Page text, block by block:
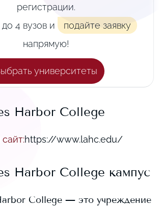
регистрации.
4 вузов и
подайте заявку
напрямую!
университеты
Harbor College
:https://www.lahc.edu/
Harbor College кампус
College — это учреждение